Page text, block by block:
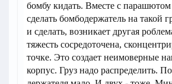
бомбу кидать. Вместе с
сделать бомбодержатель на такой
и сделать, возникает другая
тяжесть сосредоточена,
точке. Это создает неимоверные
корпус. Груз надо распределить.